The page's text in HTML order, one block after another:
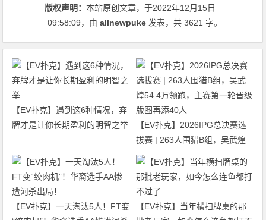
版权声明：本站原创文章，于2022年12月15日
09:58:09，由allnewpuke 发表，共 3621 字。
【EV扑克】遇到这6种情况，弃
牌才是让你长期盈利的明智之举
【EV扑克】2026IPG总决赛选
拔赛 | 263人围猎B组，吴武煌
54.4万领跑，主赛第一轮晋级版
【EV扑克】一天淘汰5人！FT变
【EV扑克】当年横扫牌桌的那